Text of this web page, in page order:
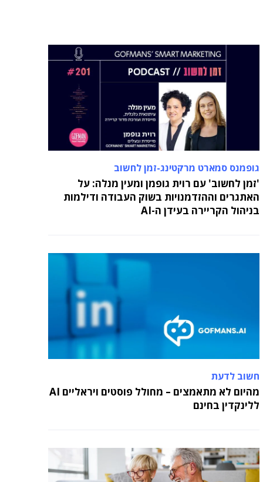
תמונה ל-VP Value Creation ב-AION Labs
גופמנס סמארט מרקטינג-זמן לחשוב
'זמן לחשוב' עם רוית גופמן ומעין מנלה: על
האתגרים וההזדמנויות בשוק העבודה ודילמות
בניהול הקריירה בעידן ה-AI
חשוב לדעת
מהיום לא מתאמצים – מחולל פוסטים ויראליים AI
ללינקדין בחינם